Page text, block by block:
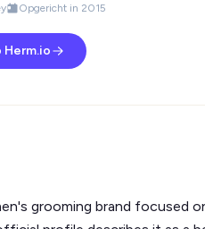
Opgericht in 2015
Herm.io
grooming brand focused